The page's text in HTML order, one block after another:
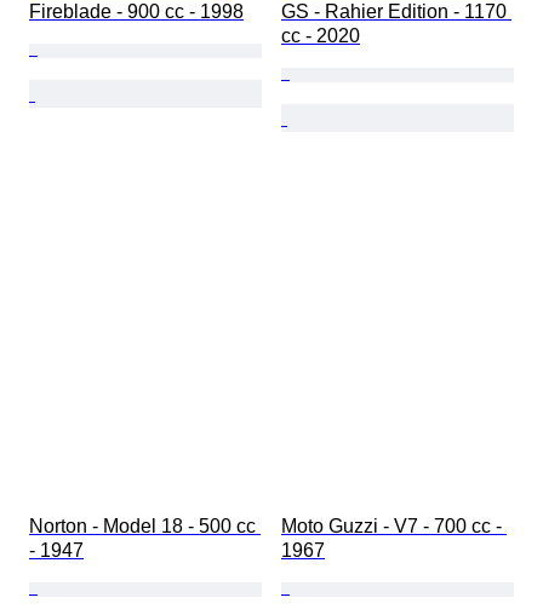
Fireblade - 900 cc - 1998
GS - Rahier Edition - 1170
cc - 2020
Norton - Model 18 - 500 cc
- 1947
Moto Guzzi - V7 - 700 cc -
1967